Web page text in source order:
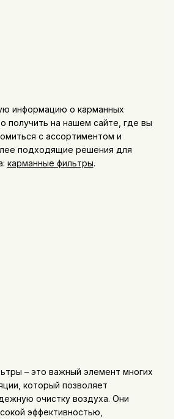
информацию о карманных
получить на нашем сайте, где вы
с ассортиментом и
подходящие решения для
карманные фильтры.
– это важный элемент многих
который позволяет
очистку воздуха. Они
эффективностью,